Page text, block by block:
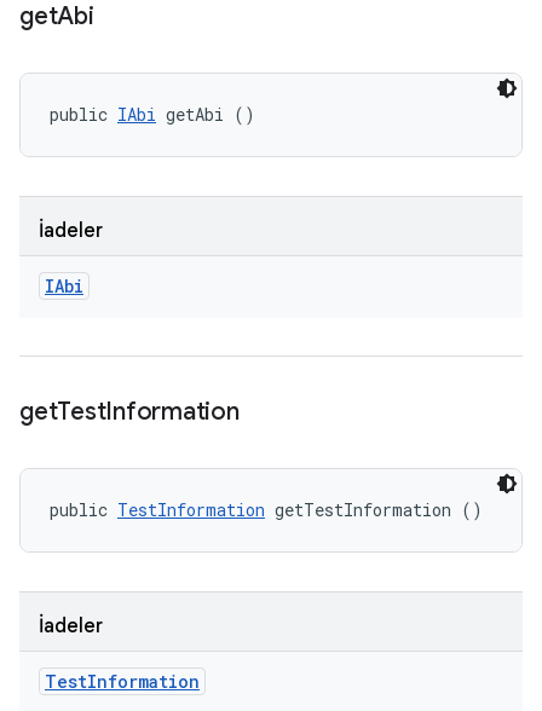
getAbi
public IAbi getAbi ()
İadeler
IAbi
getTestInformation
public TestInformation getTestInformation ()
İadeler
TestInformation